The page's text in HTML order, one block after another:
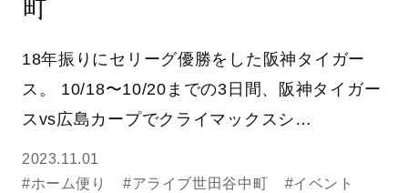
町
18年振りにセリーグ優勝をした阪神タイガー
ス。 10/18〜10/20までの3日間、阪神タイガー
スvs広島カープでクライマックスシ…
2023.11.01
#ホーム便り
#アライブ世田谷中町
#イベント